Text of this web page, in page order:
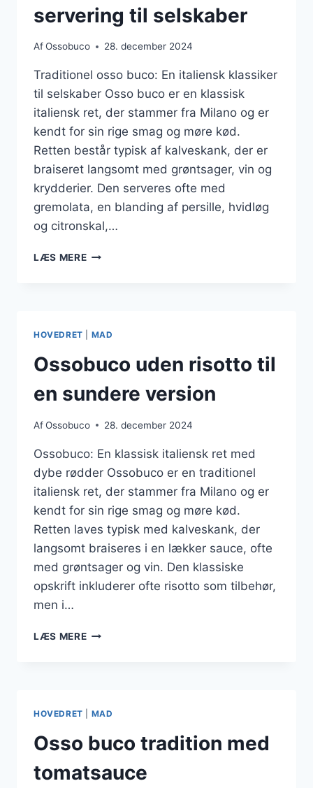
servering til selskaber
AfOssobuco 28. december 2024
Traditionel osso buco: En italiensk klassiker
til selskaber Osso buco er en klassisk
italiensk ret, der stammer fra Milano og er
kendt for sin rige smag og møre kød.
Retten består typisk af kalveskank, der er
braiseret langsomt med grøntsager, vin og
krydderier. Den serveres ofte med
gremolata, en blanding af persille, hvidløg
og citronskal,…
LÆS MERETRADITIONEL
SELSKABER
HOVEDRET MAD
Ossobuco uden risotto til
en sundere version
AfOssobuco 28. december 2024
Ossobuco: En klassisk italiensk ret med
dybe rødder Ossobuco er en traditionel
italiensk ret, der stammer fra Milano og er
kendt for sin rige smag og møre kød.
Retten laves typisk med kalveskank, der
langsomt braiseres i en lækker sauce, ofte
med grøntsager og vin. Den klassiske
opskrift inkluderer ofte risotto som tilbehør,
men i…
LÆS MEREOSSOBUCO
SUNDERE
VERSION
HOVEDRET MAD
Osso buco tradition med
tomatsauce